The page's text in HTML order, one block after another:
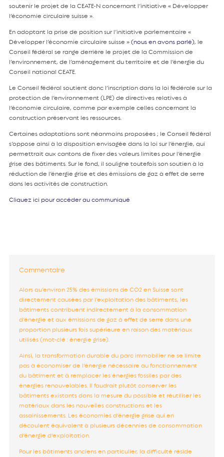
soutenir le projet de la CEATE-N concernant l’initiative « Développer
l’économie circulaire suisse ».
En adoptant la prise de position sur l’initiative parlementaire «
Développer l’économie circulaire suisse » (nous en avons parlé), le
Conseil fédéral se range derrière le projet de la Commission de
l’environnement, de l’aménagement du territoire et de l’énergie du
Conseil national CEATE.
Le Conseil fédéral soutient donc l’inscription dans la loi fédérale sur la
protection de l’environnement (LPE) de directives relatives à
l’économie circulaire, comme par exemple celles concernant la
construction préservant les ressources.
Certaines adaptations sont néanmoins proposées ; le Conseil fédéral
s’oppose ainsi à la disposition envisagée dans la loi sur l’énergie, qui
permettrait aux cantons de fixer des valeurs limites pour l’énergie
grise des bâtiments. Sur le fond, il souligne toutefois son soutien à la
réduction de l’énergie grise et des émissions de gaz à effet de serre
dans les activités de construction.
Cliquez ici pour accéder au communiqué
Commentaire
Alors qu’environ 25% des émissions de CO2 en Suisse sont
directement causées par l’exploitation des bâtiments, les
bâtiments contribuent indirectement à la consommation
d’énergie et aux émissions de gaz à effet de serre dans une
proportion plusieurs fois supérieure en raison des matériaux
utilisés (mot-clé : énergie grise).
Ainsi, la transformation durable du parc immobilier ne se limite
pas à économiser de l’énergie nécessaire au fonctionnement
du bâtiment et à remplacer les énergies fossiles par des
énergies renouvelables. Il faudrait plutôt conserver les
bâtiments existants dans la mesure du possible et réutiliser les
matériaux dans les nouvelles constructions et les
assainissements. Les économies d’énergie grise qui en
découlent équivalent à plusieurs décennies de consommation
d’énergie d’exploitation.
Pour les bâtiments anciens en particulier, la difficulté réside